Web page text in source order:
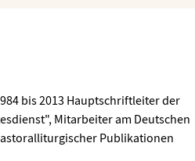
bis 2013 Hauptschriftleiter der
Mitarbeiter am Deutschen
Publikationen